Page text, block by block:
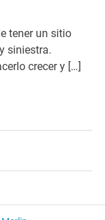
tener un sitio
siniestra.
crecer y […]